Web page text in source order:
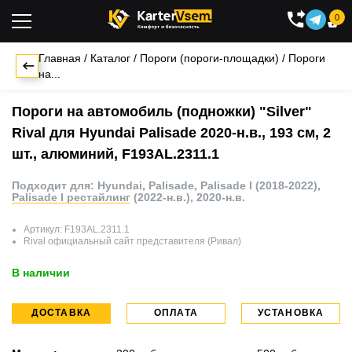

0
Главная / Каталог / Пороги (пороги-площадки) / Пороги
на...
Пороги на автомобиль (подножки) "Silver"
Rival для Hyundai Palisade 2020-н.в., 193 см, 2
шт., алюминий, F193AL.2311.1
Подходит для: Hyundai, Palisade, Palisade I (2018-2022),
Palisade I рестайлинг (2022-н.в.), 2020-н.в.
Артикул: F193AL.2311.1
Rival официальный сайт представителя (Ривал)
В наличии
ДОСТАВКА ОПЛАТА УСТАНОВКА